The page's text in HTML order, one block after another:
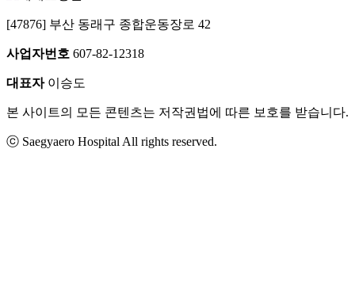
[47876] 부산 동래구 종합운동장로 42
사업자번호 607-82-12318
대표자이승도
본 사이트의 모든 콘텐츠는 저작권법에 따른 보호를 받습니다.
ⓒ Saegyaero Hospital All rights reserved.